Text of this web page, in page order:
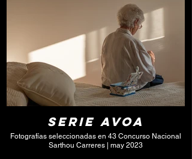
Serie Avoa
Fotografías seleccionadas en 43 Concurso Nacional
Sarthou Carreres | may 2023